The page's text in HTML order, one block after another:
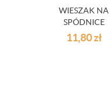
WIESZAK NA
SPÓDNICE
11,80zł